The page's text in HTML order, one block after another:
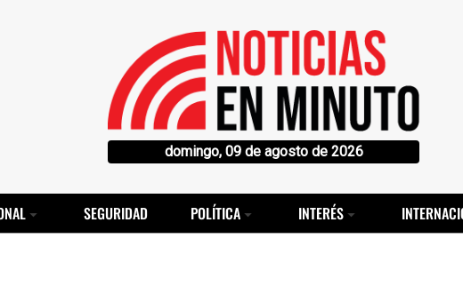
domingo, 09 de agosto de 2026
SEGURIDAD POLÍTICA INTERÉS